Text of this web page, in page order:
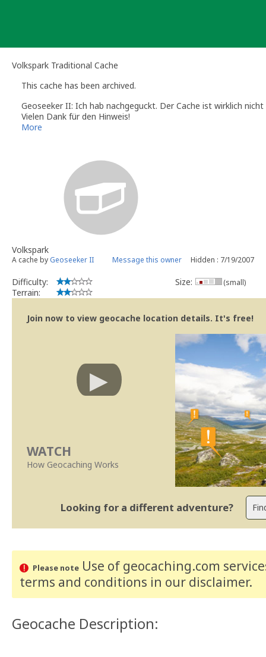
Volkspark Traditional Cache
This cache has been archived.
Geoseeker II: Ich hab nachgeguckt. Der Cache ist wirklich
Vielen Dank für den Hinweis!
The cache is not available. [V]
More
Volkspark
A cache by Geoseeker II Message this owner Hidden : 7/19/2007
Difficulty:
Terrain:
Size: (small)
Join now to view geocache location details. It's free!
WATCH
How Geocaching Works
Looking for a different adventure?
Please noteUse of geocaching.com
terms and conditions in our disclaimer.
Geocache Description: